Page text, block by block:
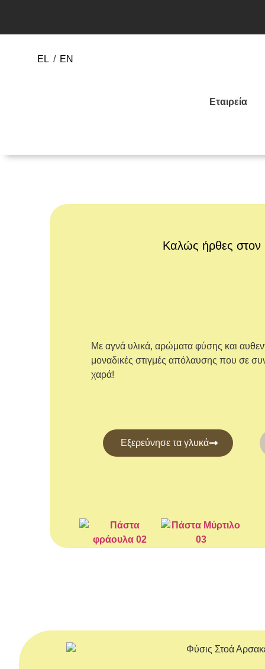
EL / EN
Εταιρεία
Καλώς ήρθες στον
Με αγνά υλικά, αρώματα φύσης και
μοναδικές στιγμές απόλαυσης που σε
χαρά!
Εξερεύνησε τα γλυκά